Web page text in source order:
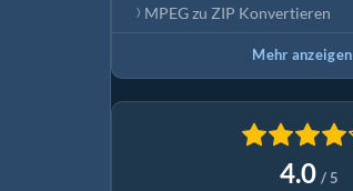
MPEG zu ZIP Konvertieren
Mehr anzeigen
4.0 / 5